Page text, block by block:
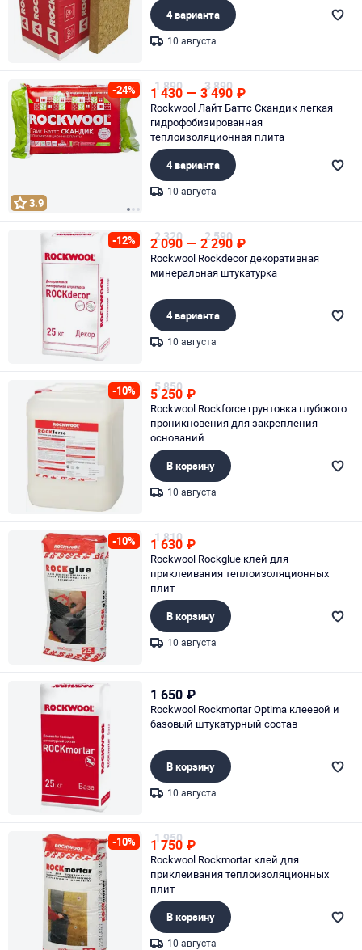
4 варианта
10 августа
-24%
3.9
1 890
1 430 — 3 890
3 490 ₽
Rockwool Лайт Баттс Скандик легкая
гидрофобизированная
теплоизоляционная плита
4 варианта
10 августа
-12% 2 320
2 090 — 2 590
2 290 ₽
Rockwool Rockdecor декоративная
минеральная штукатурка
4 варианта
10 августа
-10% 5 850
5 250 ₽
Rockwool Rockforce грунтовка глубокого
проникновения для закрепления
оснований
В корзину
10 августа
-10% 1 810
1 630 ₽
Rockwool Rockglue клей для
приклеивания теплоизоляционных
плит
В корзину
10 августа
1 650 ₽
Rockwool Rockmortar Optima клеевой и
базовый штукатурный состав
В корзину
10 августа
-10% 1 950
1 750 ₽
Rockwool Rockmortar клей для
приклеивания теплоизоляционных
плит
В корзину
10 августа